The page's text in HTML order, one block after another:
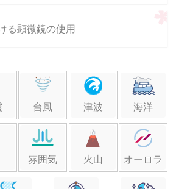
る顕微鏡の使用
台風 津波 海洋
雰囲気 火山 オーロラ